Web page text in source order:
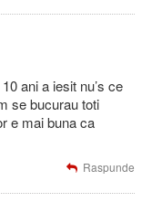
ani a iesit nu’s ce
se bucurau toti
e mai buna ca
Raspunde